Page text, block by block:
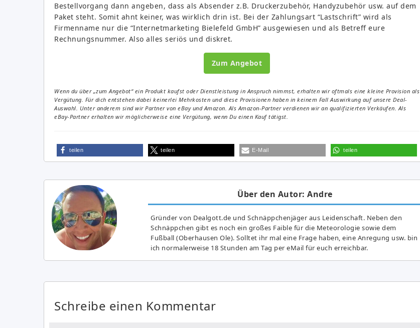
Bestellvorgang dann angeben, dass als Absender z.B. Druckerzubehör, Handyzubehör usw. auf dem
Paket steht. Somit ahnt keiner, was wirklich drin ist. Bei der Zahlungsart “Lastschrift” wird als
Firmenname nur die “Internetmarketing Bielefeld GmbH” ausgewiesen und als Betreff eure
Rechnungsnummer. Also alles seriös und diskret.
Zum Angebot
Wenn du über „zum Angebot“ ein Produkt kaufst oder Dienstleistung in Anspruch nimmst, erhalten wir oftmals eine kleine Provision als
Vergütung. Für dich entstehen dabei keinerlei Mehrkosten und diese Provisionen haben in keinem Fall Auswirkung auf unsere Deal-
Auswahl. Unter anderem sind wir Partner von eBay und Amazon. Als Amazon-Partner verdienen wir an qualifizierten Verkäufen. Als
eBay-Partner erhalten wir möglicherweise eine Vergütung, wenn Du einen Kauf tätigst.
teilen teilen E-Mail teilen
Über den Autor: Andre
Gründer von Dealgott.de und Schnäppchenjäger aus Leidenschaft. Neben den
Schnäppchen gibt es noch ein großes Fai­ble für die Meteorologie sowie dem
Fußball (Oberhausen Ole). Solltet ihr mal eine Frage haben, eine Anregung usw. bin
ich normalerweise 18 Stunden am Tag per eMail für euch erreichbar.
Schreibe einen Kommentar